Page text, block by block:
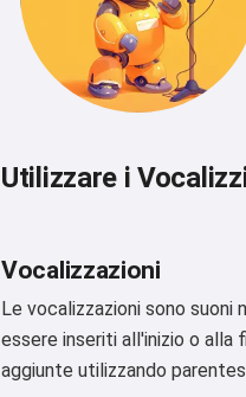
Utilizzare i
Vocalizzazioni
Le vocalizzazioni sono suoni
essere inseriti all'inizio o alla
aggiunte utilizzando